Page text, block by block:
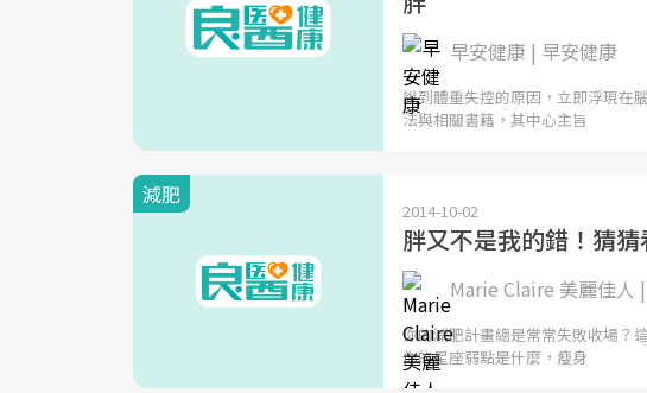
早安健康 | 早安健康
說到體重失控的原因，立即浮現在
法與相關書籍，其中心主旨
減肥
2014-10-02
胖又不是我的錯！猜
Marie Claire 美麗佳人
你的減肥計畫總是常常失敗收場？
你的星座弱點是什麼，瘦身